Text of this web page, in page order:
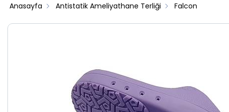
Anasayfa Antistatik Ameliyathane Terliği Falcon